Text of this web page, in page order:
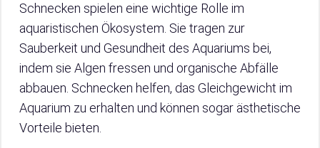
Schnecken spielen eine wichtige Rolle im
aquaristischen Ökosystem. Sie tragen zur
Sauberkeit und Gesundheit des Aquariums bei,
indem sie Algen fressen und organische Abfälle
abbauen. Schnecken helfen, das Gleichgewicht im
Aquarium zu erhalten und können sogar ästhetische
Vorteile bieten.